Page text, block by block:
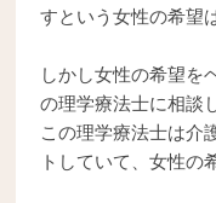
すという女性の希望
しかし女性の希望
の理学療法士に相談
この理学療法士は介
トしていて、女性の